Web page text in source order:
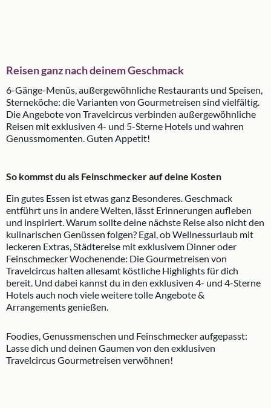
Reisen ganz nach deinem Geschmack
6-Gänge-Menüs, außergewöhnliche Restaurants und Speisen,
Sterneköche: die Varianten von Gourmetreisen sind vielfältig.
Die Angebote von Travelcircus verbinden außergewöhnliche
Reisen mit exklusiven 4- und 5-Sterne Hotels und wahren
Genussmomenten. Guten Appetit!
So kommst du als Feinschmecker auf deine Kosten
Ein gutes Essen ist etwas ganz Besonderes. Geschmack
entführt uns in andere Welten, lässt Erinnerungen aufleben
und inspiriert. Warum sollte deine nächste Reise also nicht den
kulinarischen Genüssen folgen? Egal, ob Wellnessurlaub mit
leckeren Extras, Städtereise mit exklusivem Dinner oder
Feinschmecker Wochenende: Die Gourmetreisen von
Travelcircus halten allesamt köstliche Highlights für dich
bereit. Und dabei kannst du in den exklusiven 4- und 4-Sterne
Hotels auch noch viele weitere tolle Angebote &
Arrangements genießen.
Foodies, Genussmenschen und Feinschmecker aufgepasst:
Lasse dich und deinen Gaumen von den exklusiven
Travelcircus Gourmetreisen verwöhnen!